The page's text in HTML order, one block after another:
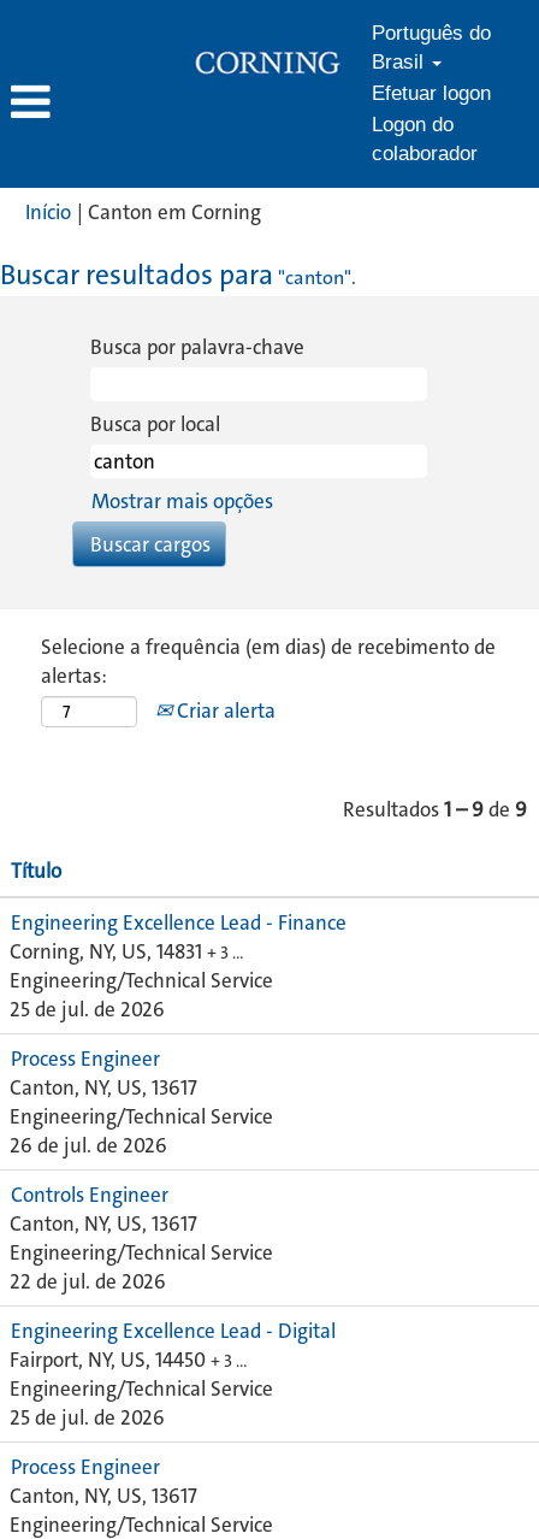
Português do
Brasil
Efetuar logon
Logon do
colaborador
Início | Canton em Corning(página
Buscar resultados para "canton".
Busca por palavra-chave
Busca por local
Mostrar mais opções
Selecione a frequência (em dias) de recebimento de
alertas:
Criar alerta
Resultados1 – 9de 9
Título
Engineering Excellence Lead - Finance
Corning, NY, US, 14831 + 3 …
Engineering/Technical Service
25 de jul. de 2026
Process Engineer
Canton, NY, US, 13617
Engineering/Technical Service
26 de jul. de 2026
Controls Engineer
Canton, NY, US, 13617
Engineering/Technical Service
22 de jul. de 2026
Engineering Excellence Lead - Digital
Fairport, NY, US, 14450 + 3 …
Engineering/Technical Service
25 de jul. de 2026
Process Engineer
Canton, NY, US, 13617
Engineering/Technical Service